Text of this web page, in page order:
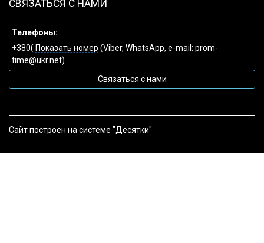
СВЯЗАТЬСЯ С НАМИ
Телефоны:
+380( Показать номер (Viber, WhatsApp, e-mail: prom-
time@ukr.net)
Связаться с нами
Сайт построен на системе "Десятки"